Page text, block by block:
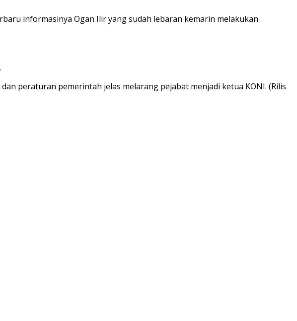
informasinya Ogan Ilir yang sudah lebaran kemarin melakukan
peraturan pemerintah jelas melarang pejabat menjadi ketua KONI. (Rilis